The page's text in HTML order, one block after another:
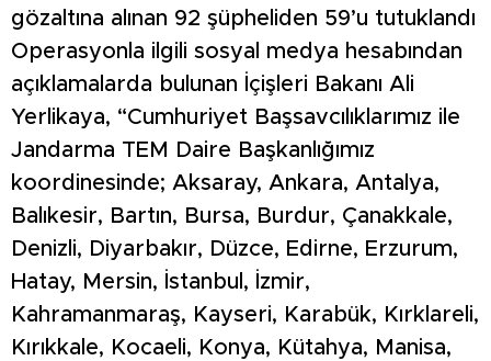
gözaltına alınan 92 şüpheliden 59’u tutuklandı
Operasyonla ilgili sosyal medya hesabından
açıklamalarda bulunan İçişleri Bakanı Ali
Yerlikaya, “Cumhuriyet Başsavcılıklarımız ile
Jandarma TEM Daire Başkanlığımız
koordinesinde; Aksaray, Ankara, Antalya,
Balıkesir, Bartın, Bursa, Burdur, Çanakkale,
Denizli, Diyarbakır, Düzce, Edirne, Erzurum,
Hatay, Mersin, İstanbul, İzmir,
Kahramanmaraş, Kayseri, Karabük, Kırklareli,
Kırıkkale, Kocaeli, Konya, Kütahya, Manisa,